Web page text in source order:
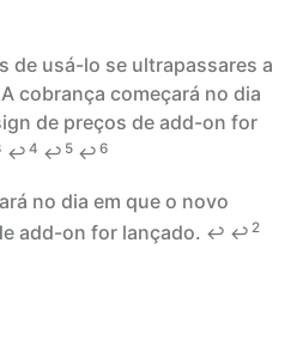
de usá-lo se ultrapassares a
cobrança começará no dia
de preços de add-on for
↩ 4 ↩ 5 ↩ 6
no dia em que o novo
add-on for lançado. ↩ ↩ 2